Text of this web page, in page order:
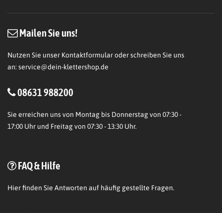
Mailen Sie uns!
Nutzen Sie unser Kontaktformular oder schreiben Sie uns
an: service@dein-klettershop.de
08631 988200
Sie erreichen uns von Montag bis Donnerstag von 07:30 -
17:00 Uhr und Freitag von 07:30 - 13:30 Uhr.
FAQ & Hilfe
Hierfinden Sie Antworten auf häufig gestellte Fragen.